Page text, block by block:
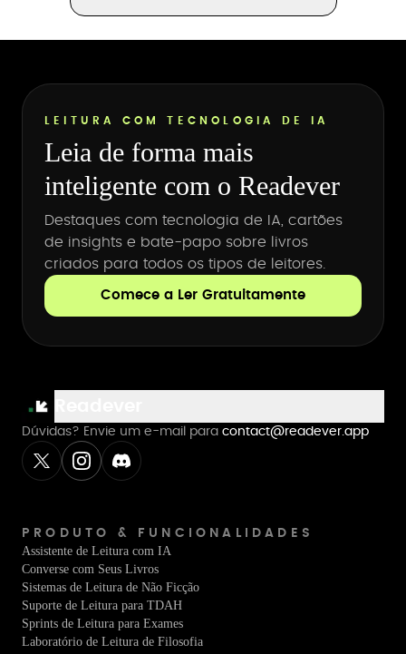
LEITURA COM TECNOLOGIA DE IA
Leia de forma mais
inteligente com o Readever
Destaques com tecnologia de IA, cartões
de insights e bate-papo sobre livros
criados para todos os tipos de leitores.
Comece a Ler Gratuitamente
Dúvidas? Envie um e-mail para contact@readever.app
PRODUTO & FUNCIONALIDADES
Assistente de Leitura com IA
Converse com Seus Livros
Sistemas de Leitura de Não Ficção
Suporte de Leitura para TDAH
Sprints de Leitura para Exames
Laboratório de Leitura de Filosofia